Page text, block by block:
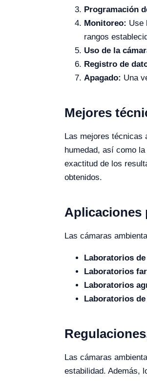
Programación
Monitoreo: Use
rangos
Uso de la
Registro de
Apagado: Una
Mejores
Las mejores técnicas
humedad, así como
exactitud de los
obtenidos.
Aplicaciones
Las cámaras
Laboratorios
Laboratorios
Laboratorios
Laboratorios
Las cámaras
estabilidad. Además,